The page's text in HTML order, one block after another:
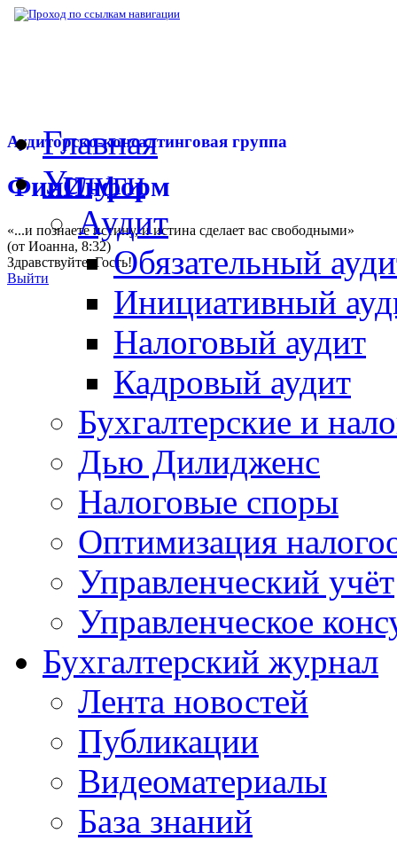
Аудиторско-консалтинговая группа
ФинИнформ
«...и познаете истину, и истина сделает вас свободными»
(от Иоанна, 8:32)
Здравствуйте,Гость!
Выйти
Главная
Услуги
Аудит
Обязательный
Инициативный
Налоговый аудит
Кадровый аудит
Бухгалтерские и
Дью Дилидженс
Налоговые споры
Оптимизация
Управленческий учёт
Управленческое
Бухгалтерский журнал
Лента новостей
Публикации
Видеоматериалы
База знаний